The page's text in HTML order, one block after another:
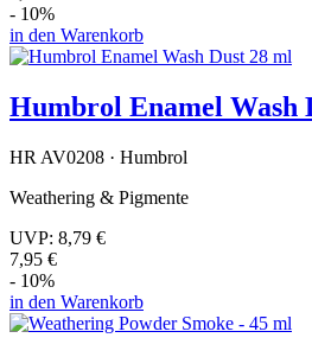
- 10%
in den Warenkorb
Humbrol Enamel Wash
HR AV0208 · Humbrol
Weathering & Pigmente
UVP: 8,79 €
7,95 €
- 10%
in den Warenkorb